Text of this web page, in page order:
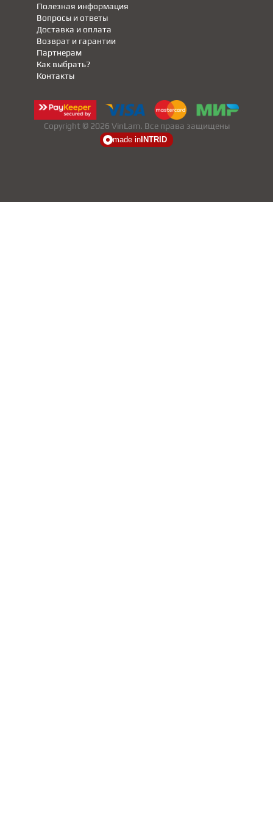
Полезная информация
Партнерам
Вопросы и ответы
Доставка и оплата
Возврат и гарантии
Как выбрать?
Контакты
Copyright © 2026 VinLam. Все права защищены
made in INTRID